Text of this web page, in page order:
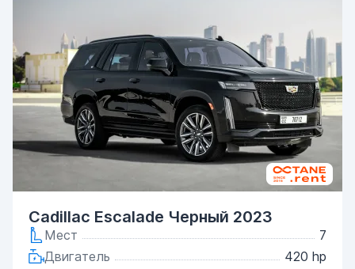
Cadillac Escalade Черный 2023
Мест
7
Двигатель
420 hp